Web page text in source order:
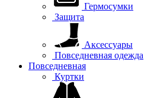
Гермосумки
Защита
Аксессуары
Повседневная одежда
Повседневная
Куртки